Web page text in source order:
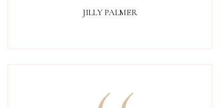
JILLY PALMER